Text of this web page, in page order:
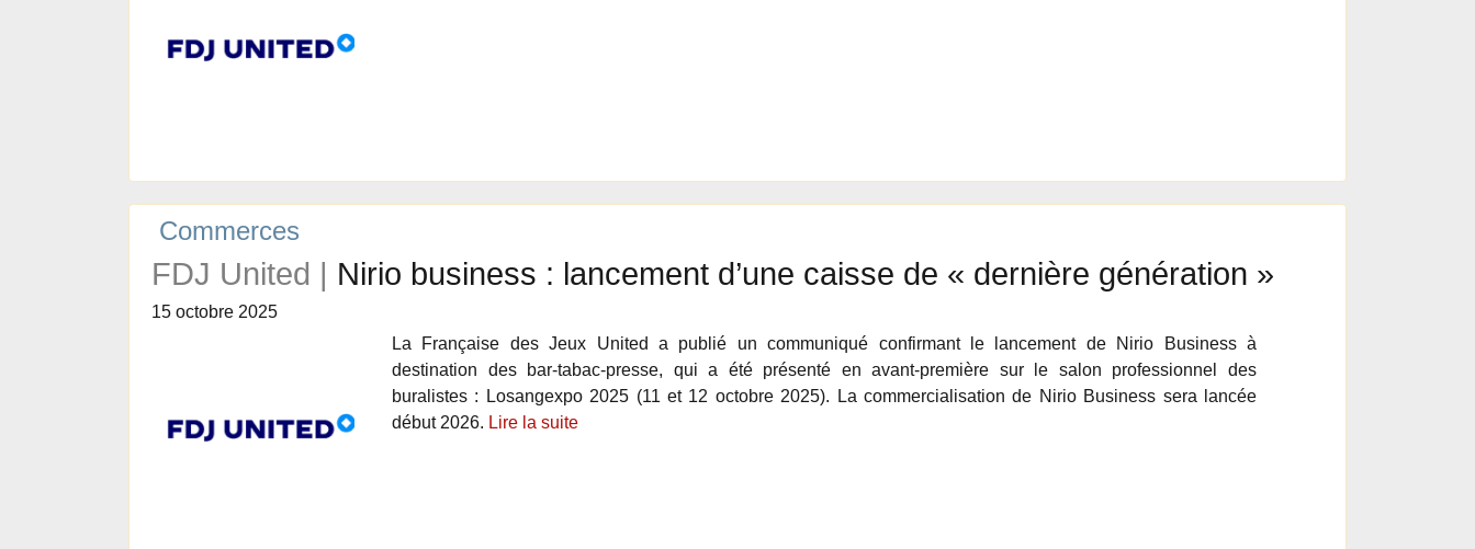
Commerces
FDJ United | Nirio business : lancement d’une caisse de « dernière génération »
15 octobre 2025
La Française des Jeux United a publié un communiqué confirmant le lancement de Nirio Business à
destination des bar-tabac-presse, qui a été présenté en avant-première sur le salon professionnel des
buralistes : Losangexpo 2025 (11 et 12 octobre 2025). La commercialisation de Nirio Business sera lancée
début 2026. Lire la suite